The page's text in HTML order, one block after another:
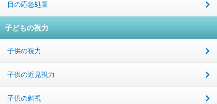
目の応急処置
子どもの視力
子供の視力
子供の近見視力
子供の斜視